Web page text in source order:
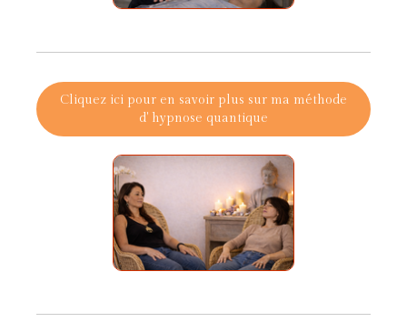
Cliquez ici pour en savoir plus sur ma méthode
d' hypnose quantique